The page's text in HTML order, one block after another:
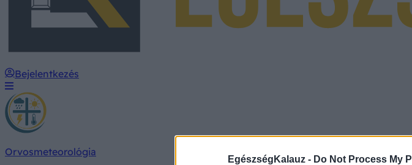
EgészségKalauz - Do Not Process My
Bejelentkezés
Orvosmeteorológia